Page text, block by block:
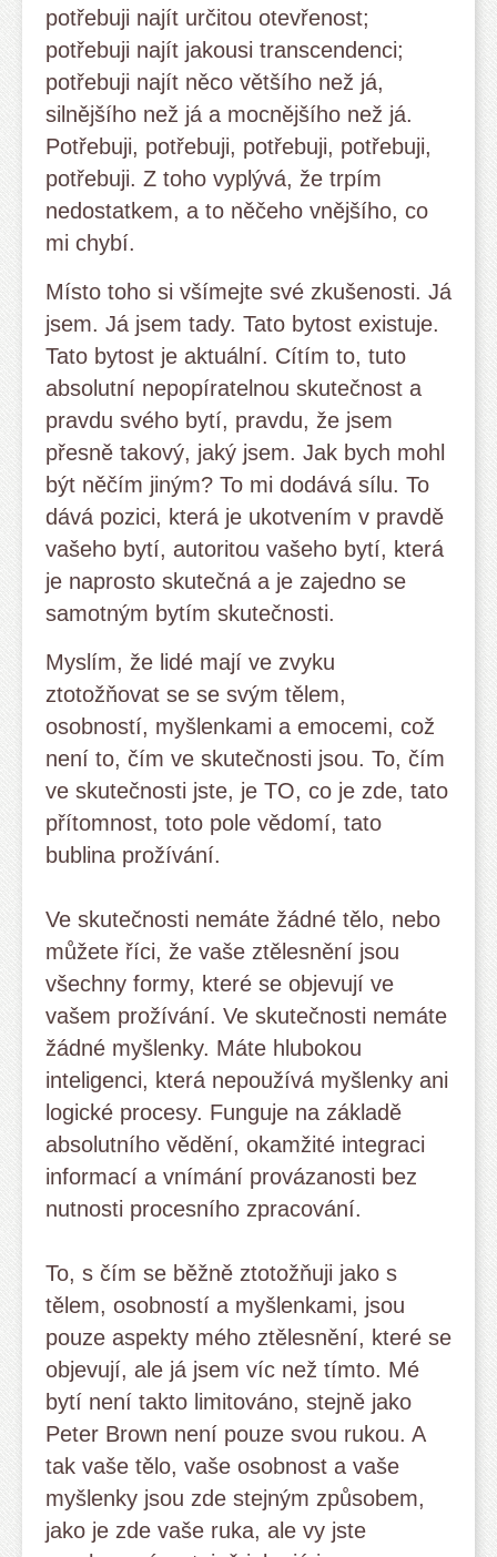
potřebuji najít určitou otevřenost;
potřebuji najít jakousi transcendenci;
potřebuji najít něco většího než já,
silnějšího než já a mocnějšího než já.
Potřebuji, potřebuji, potřebuji, potřebuji,
potřebuji. Z toho vyplývá, že trpím
nedostatkem, a to něčeho vnějšího, co
mi chybí.
Místo toho si všímejte své zkušenosti. Já
jsem. Já jsem tady. Tato bytost existuje.
Tato bytost je aktuální. Cítím to, tuto
absolutní nepopíratelnou skutečnost a
pravdu svého bytí, pravdu, že jsem
přesně takový, jaký jsem. Jak bych mohl
být něčím jiným? To mi dodává sílu. To
dává pozici, která je ukotvením v pravdě
vašeho bytí, autoritou vašeho bytí, která
je naprosto skutečná a je zajedno se
samotným bytím skutečnosti.
Myslím, že lidé mají ve zvyku
ztotožňovat se se svým tělem,
osobností, myšlenkami a emocemi, což
není to, čím ve skutečnosti jsou. To, čím
ve skutečnosti jste, je TO, co je zde, tato
přítomnost, toto pole vědomí, tato
bublina prožívání.
Ve skutečnosti nemáte žádné tělo, nebo
můžete říci, že vaše ztělesnění jsou
všechny formy, které se objevují ve
vašem prožívání. Ve skutečnosti nemáte
žádné myšlenky. Máte hlubokou
inteligenci, která nepoužívá myšlenky ani
logické procesy. Funguje na základě
absolutního vědění, okamžité integraci
informací a vnímání provázanosti bez
nutnosti procesního zpracování.
To, s čím se běžně ztotožňuji jako s
tělem, osobností a myšlenkami, jsou
pouze aspekty mého ztělesnění, které se
objevují, ale já jsem víc než tímto. Mé
bytí není takto limitováno, stejně jako
Peter Brown není pouze svou rukou. A
tak vaše tělo, vaše osobnost a vaše
myšlenky jsou zde stejným způsobem,
jako je zde vaše ruka, ale vy jste